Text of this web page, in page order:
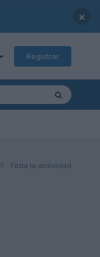
×
Registrar
Toda la actividad